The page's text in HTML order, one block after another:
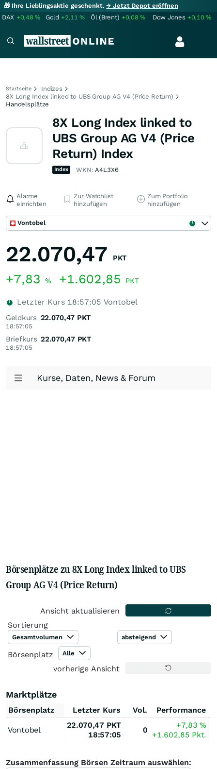
🎁 Ihre Lieblingsaktie geschenkt.→ Jetzt Depot eröffnen
DAX +0,48% Gold +2,11% Öl (Brent) +0,08% Dow Jones +0,10%
Startseite
Indizes
8X Long Index linked to UBS Group AG V4 (Price Return)
Handelsplätze
8X Long Index linked to
UBS Group AG V4 (Price
Return) Index
Index WKN:A4L3X6
Alarme
einrichten
Zur Watchlist
hinzufügen
Zum Portfolio
hinzufügen
Vontobel
22.070,47 PKT
+7,83 % +1.602,85 PKT
Letzter Kurs 18:57:05 Vontobel
Geldkurs
18:57:05
22.070,47 PKT
Briefkurs
18:57:05
22.070,47 PKT
Kurse, Daten, News & Forum
Börsenplätze zu 8X Long Index linked to UBS
Group AG V4 (Price Return)
Ansicht aktualisieren
Sortierung
Gesamtvolumen absteigend
Börsenplatz Alle
vorherige Ansicht
Marktplätze
Börsenplatz Letzter Kurs Vol. Performance
Vontobel
22.070,47 PKT
18:57:05
0
+7,83%
+1.602,85 Pkt.
Zusammenfassung Börsen Zeitraum auswählen: